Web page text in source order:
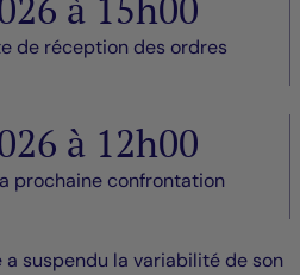
à 15h00
de réception des ordres
à 12h00
prochaine confrontation
a suspendu la variabilité de son